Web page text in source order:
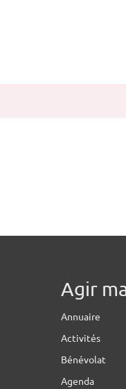
Agir
Annuaire
Activités
Bénévolat
Agenda